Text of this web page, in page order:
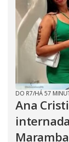
DO R7/HÁ 57
Ana